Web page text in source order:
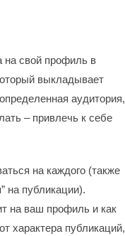
на свой профиль в
выкладывает
аудитория,
– привлечь к себе
на каждого (также
на публикации).
на ваш профиль и как
характера публикаций,